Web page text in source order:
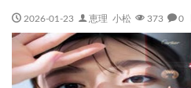
2026-01-23 恵理 小松 373 0